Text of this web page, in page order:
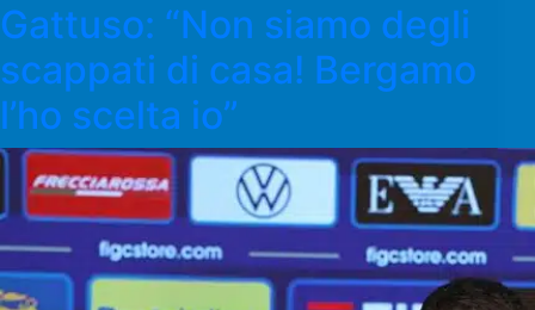
Gattuso: “Non siamo degli
scappati di casa! Bergamo
l’ho scelta io”